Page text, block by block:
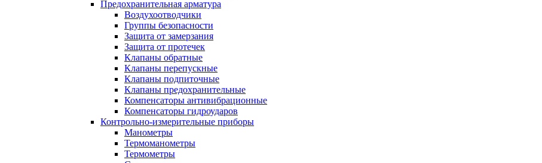
Предохранительная арматура
Воздухоотводчики
Группы безопасности
Защита от замерзания
Защита от протечек
Клапаны обратные
Клапаны перепускные
Клапаны подпиточные
Клапаны предохранительные
Компенсаторы антивибрационные
Компенсаторы гидроударов
Контрольно-измерительные приборы
Манометры
Термоманометры
Термометры